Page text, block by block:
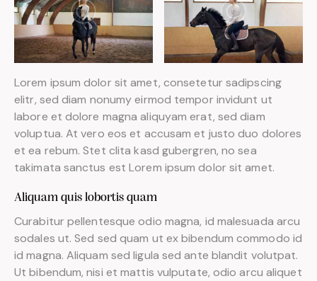
Lorem ipsum dolor sit amet, consetetur sadipscing
elitr, sed diam nonumy eirmod tempor invidunt ut
labore et dolore magna aliquyam erat, sed diam
voluptua. At vero eos et accusam et justo duo dolores
et ea rebum. Stet clita kasd gubergren, no sea
takimata sanctus est Lorem ipsum dolor sit amet.
Aliquam quis lobortis quam
Curabitur pellentesque odio magna, id malesuada arcu
sodales ut. Sed sed quam ut ex bibendum commodo id
id magna. Aliquam sed ligula sed ante blandit volutpat.
Ut bibendum, nisi et mattis vulputate, odio arcu aliquet